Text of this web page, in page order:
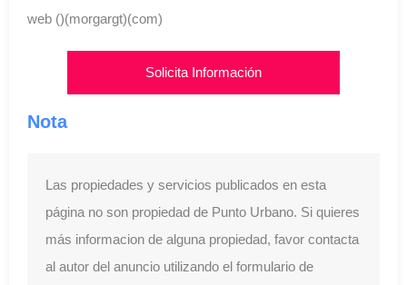
web ()(morgargt)(com)
Solicita Información
Nota
Las propiedades y servicios publicados en esta
página no son propiedad de Punto Urbano. Si quieres
más informacion de alguna propiedad, favor contacta
al autor del anuncio utilizando el formulario de